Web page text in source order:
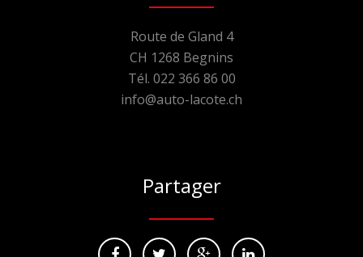
Route de Gland 4
CH 1268 Begnins
Tél. 022 366 86 00
info@auto-lacote.ch
Partager